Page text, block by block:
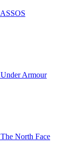
ASSOS
Under Armour
The North Face